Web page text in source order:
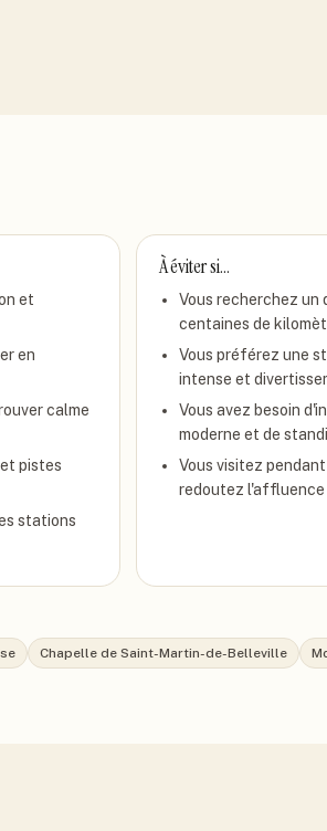
et
en
calme
pistes
stations
À éviter si…
Vous recherchez un
centaines de
Vous préférez une
intense et
Vous avez besoin
moderne et de
Vous visitez
redoutez l'affluence
Chapelle de Saint-Martin-de-Belleville